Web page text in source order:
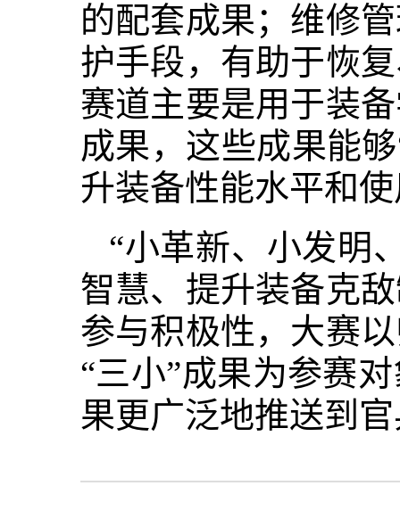
的配套成果；维修
护手段，有助于恢
赛道主要是用于装
成果，这些成果能
升装备性能水平和
“小革新、小发明
智慧、提升装备克
参与积极性，大赛
“三小”成果为参赛
果更广泛地推送到